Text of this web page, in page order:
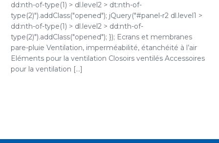
dd:nth-of-type(1) > dl.level2 > dt:nth-of-
type(2)").addClass("opened"); jQuery("#panel-r2 dl.level1 >
dd:nth-of-type(1) > dl.level2 > dd:nth-of-
type(2)").addClass("opened"); }); Ecrans et membranes
pare-pluie Ventilation, imperméabilité, étanchéité à l’air
Eléments pour la ventilation Closoirs ventilés Accessoires
pour la ventilation [...]